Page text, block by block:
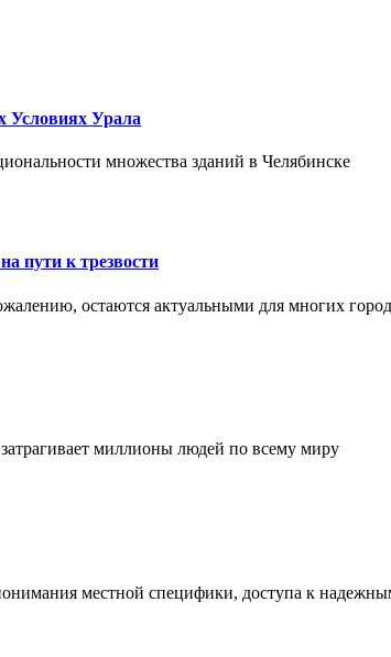
Условиях Урала
множества зданий в Челябинске
пути к трезвости
остаются актуальными для многих
миллионы людей по всему миру
местной специфики, доступа к